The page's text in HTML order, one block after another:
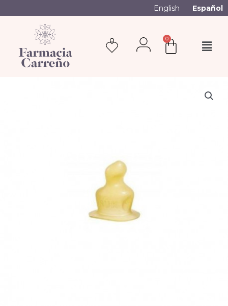
English Español
0